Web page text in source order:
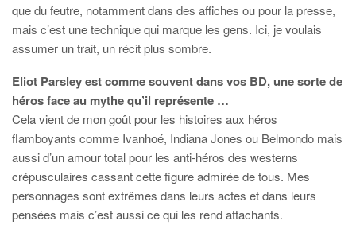
que du feutre, notamment dans des affiches ou pour la presse,
mais c’est une technique qui marque les gens. Ici, je voulais
assumer un trait, un récit plus sombre.
Eliot Parsley est comme souvent dans vos BD, une sorte de
héros face au mythe qu’il représente …
Cela vient de mon goût pour les histoires aux héros
flamboyants comme Ivanhoé, Indiana Jones ou Belmondo mais
aussi d’un amour total pour les anti-héros des westerns
crépusculaires cassant cette figure admirée de tous. Mes
personnages sont extrêmes dans leurs actes et dans leurs
pensées mais c’est aussi ce qui les rend attachants.